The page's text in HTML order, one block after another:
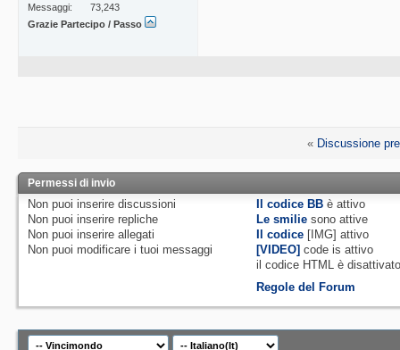
Messaggi
73,243
Grazie Partecipo / Passo
« Discussione
Permessi di invio
Non puoi inserire discussioni
Non puoi inserire repliche
Non puoi inserire allegati
Non puoi modificare i tuoi messaggi
Il codice BB èattivo
Le smilie sono attive
Il codice [IMG]attivo
[VIDEO] code isattivo
il codice HTML è
Regole del Forum